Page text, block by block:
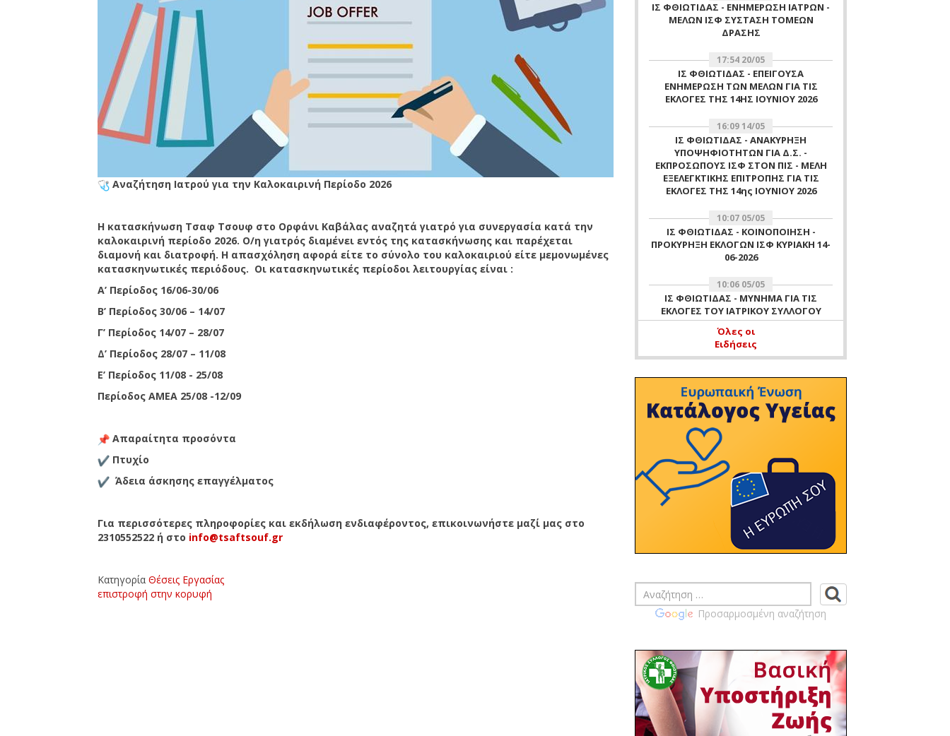
Αναζήτηση Ιατρού για την Καλοκαιρινή Περίοδο 2026
Η κατασκήνωση Τσαφ Τσουφ στο Ορφάνι Καβάλας αναζητά γιατρό για συνεργασία κατά την
καλοκαιρινή περίοδο 2026. Ο/η γιατρός διαμένει εντός της κατασκήνωσης και παρέχεται
διαμονή και διατροφή. Η απασχόληση αφορά είτε το σύνολο του καλοκαιριού είτε μεμονωμένες
κατασκηνωτικές περιόδους. Οι κατασκηνωτικές περίοδοι λειτουργίας είναι :
Α’ Περίοδος 16/06-30/06
Β’ Περίοδος 30/06 – 14/07
Γ’ Περίοδος 14/07 – 28/07
Δ’ Περίοδος 28/07 – 11/08
Ε’ Περίοδος 11/08 - 25/08
Περίοδος ΑΜΕΑ 25/08 -12/09
Απαραίτητα προσόντα
Πτυχίο
Άδεια άσκησης επαγγέλματος
Για περισσότερες πληροφορίες και εκδήλωση ενδιαφέροντος, επικοινωνήστε μαζί μας στο
2310552522 ή στο info@tsaftsouf.gr
Κατηγορία Θέσεις Εργασίας
επιστροφή στην κορυφή
ΙΣ ΦΘΙΩΤΙΔΑΣ - ΕΝΗΜΕΡΩΣΗ ΙΑΤΡΩΝ -
ΜΕΛΩΝ ΙΣΦ ΣΥΣΤΑΣΗ ΤΟΜΕΩΝ
ΔΡΑΣΗΣ
17:54 20/05
ΙΣ ΦΘΙΩΤΙΔΑΣ - ΕΠΕΙΓΟΥΣΑ
ΕΝΗΜΕΡΩΣΗ ΤΩΝ ΜΕΛΩΝ ΓΙΑ ΤΙΣ
ΕΚΛΟΓΕΣ ΤΗΣ 14ΗΣ ΙΟΥΝΙΟΥ 2026
16:09 14/05
ΙΣ ΦΘΙΩΤΙΔΑΣ - ΑΝΑΚΥΡΗΞΗ
ΥΠΟΨΗΦΙΟΤΗΤΩΝ ΓΙΑ Δ.Σ. -
ΕΚΠΡΟΣΩΠΟΥΣ ΙΣΦ ΣΤΟΝ ΠΙΣ - ΜΕΛΗ
ΕΞΕΛΕΓΚΤΙΚΗΣ ΕΠΙΤΡΟΠΗΣ ΓΙΑ ΤΙΣ
ΕΚΛΟΓΕΣ ΤΗΣ 14ης ΙΟΥΝΙΟΥ 2026
10:07 05/05
ΙΣ ΦΘΙΩΤΙΔΑΣ - ΚΟΙΝΟΠΟΙΗΣΗ -
ΠΡΟΚΥΡΗΞΗ ΕΚΛΟΓΩΝ ΙΣΦ ΚΥΡΙΑΚΗ 14-
06-2026
10:06 05/05
ΙΣ ΦΘΙΩΤΙΔΑΣ - ΜΥΝΗΜΑ ΓΙΑ ΤΙΣ
ΕΚΛΟΓΕΣ ΤΟΥ ΙΑΤΡΙΚΟΥ ΣΥΛΛΟΓΟΥ
ΦΘΙΩΤΙΔΑΣ ΤΗΣ 14 ΙΟΥΝΙΟΥ 2026
11:51 16/04
ΕΚΛΟΓΗ ΜΕΛΟΥΣ ΕΞΕΛΕΓΚΤΙΚΗΣ
ΕΠΙΤΡΟΠΗΣ ΙΣΦ 16 ΑΠΡΙΛΙΟΥ 2026 -
ΕΝΗΜΕΡΩΣΗ ΜΗ ΛΕΙΤΟΥΡΓΙΑΣ
ΓΡΑΦΕΙΩΝ ΙΣΦ ΤΗΝ 16-04-2026 ΛΟΓΩ
ΔΙΕΝΕΡΓΕΙΑΣ ΑΡΧΑΙΡΕΣΙΩΝ ΤΟΥ
ΣΥΛΛΟΓΟΥ
10:37 11/04
ΙΣ ΦΘΙΩΤΙΔΑΣ - ΕΥΧΕΣ
11:47 07/04
ΙΣ ΦΘΙΩΤΙΔΑΣ - ΠΡΟΣΚΛΗΣΗ ΓΙΑ
ΠΡΑΓΜΑΤΟΠΟΙΗΣΗ
ΕΚΛΟΓΟΑΠΟΛΟΓΙΣΤΙΚΗΣ ΓΕΝΙΚΗΣ
ΙΣ ΦΘΙΩΤΙΔΑΣ - ΚΟΙΝΟΠΟΙΗΣΗ
ΕΓΓΡΑΦΩΝ ΠΙΣ ΣΧΕΤΙΚΑ ΜΕ ΤΗΝ
ΙΟΥΝΙΟΥ 2026 ΠΡΟΣ ΕΝΗΜΕΡΩΣΗ ΣΑΣ
14:39 03/04
ΙΣ ΦΘΙΩΤΙΔΑΣ - ΠΡΟΣΚΛΗΣΗ ΓΙΑ
ΕΤΗΣΙΑ ΓΕΝΙΚΗ ΣΥΝΕΛΕΥΣΗ ΙΣΦ
ΤΕΤΑΡΤΗ 22-04-2026 19:00 Μ.Μ.
Όλες οι
Ειδήσεις
Προσαρμοσμένη αναζήτηση